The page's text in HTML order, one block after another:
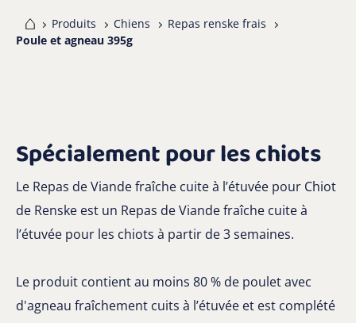
Produits Chiens
Repas renske frais
Poule et agneau 395g
Spécialement pour les chiots
Le Repas de Viande fraîche cuite à l’étuvée pour Chiot
de Renske est un Repas de Viande fraîche cuite à
l’étuvée pour les chiots à partir de 3 semaines.
Le produit contient au moins 80 % de poulet avec
d'agneau fraîchement cuits à l’étuvée et est complété